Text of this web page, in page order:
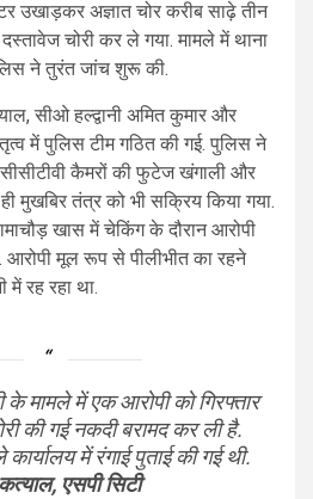
उखाड़कर अज्ञात चोर करीब साढ़े तीन
चोरी कर ले गया. मामले में थाना
ने तुरंत जांच शुरू की.
सीओ हल्द्वानी अमित कुमार और
में पुलिस टीम गठित की गई. पुलिस ने
कैमरों की फुटेज खंगाली और
मुखबिर तंत्र को भी सक्रिय किया गया.
खास में चेकिंग के दौरान आरोपी
आरोपी मूल रूप से पीलीभीत का रहने
में रह रहा था.
के मामले में एक आरोपी को गिरफ्तार
की गई नकदी बरामद कर ली है.
कार्यालय में रंगाई पुताई की गई थी.
एसपी सिटी